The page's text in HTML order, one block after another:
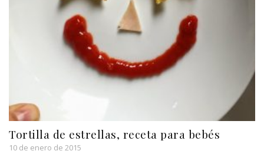
Tortilla de estrellas, receta para bebés
10 de enero de 2015